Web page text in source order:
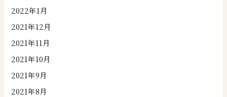
2022年1月
2021年12月
2021年11月
2021年10月
2021年9月
2021年8月